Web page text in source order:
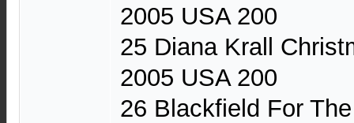
2005 USA 200
25 Diana Krall
2005 USA 200
26 Blackfield For